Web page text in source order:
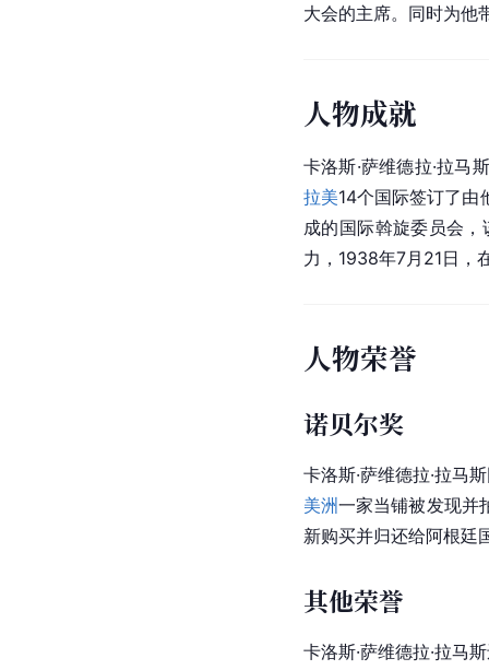
大会的主席。同时为他
人物成就
卡洛斯·萨维德拉·拉马
拉美14个国际签订了由
成的国际斡旋委员会，
力，1938年7月21日，
人物荣誉
诺贝尔奖
卡洛斯·萨维德拉·拉马
美洲一家当铺被发现并
新购买并归还给阿根廷
其他荣誉
卡洛斯·萨维德拉·拉马